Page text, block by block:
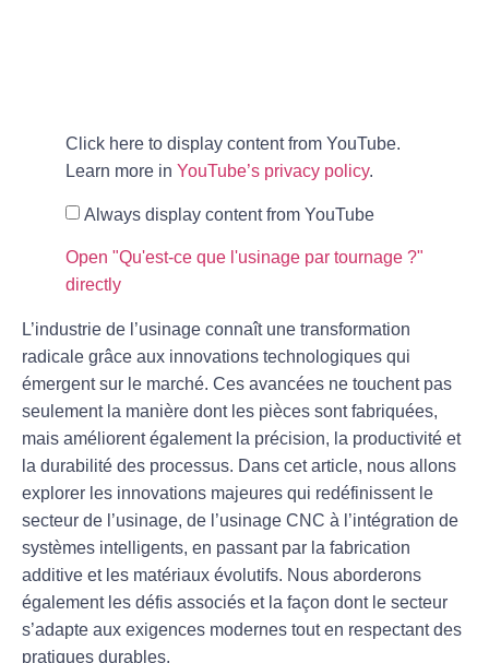
Click here to display content from YouTube.
Learn more in YouTube’s privacy policy.
Always display content from YouTube
Open "Qu'est-ce que l'usinage par tournage ?"
directly
L’industrie de l’usinage connaît une transformation
radicale grâce aux innovations technologiques qui
émergent sur le marché. Ces avancées ne touchent pas
seulement la manière dont les pièces sont fabriquées,
mais améliorent également la précision, la productivité et
la durabilité des processus. Dans cet article, nous allons
explorer les innovations majeures qui redéfinissent le
secteur de l’usinage, de l’usinage CNC à l’intégration de
systèmes intelligents, en passant par la fabrication
additive et les matériaux évolutifs. Nous aborderons
également les défis associés et la façon dont le secteur
s’adapte aux exigences modernes tout en respectant des
pratiques durables.